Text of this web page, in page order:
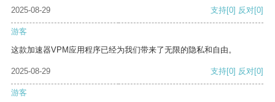
2025-08-29 支持[0] 反对[0]
游客
这款加速器VPM应用程序已经为我们带来了无限的隐私和自由。
2025-08-29 支持[0] 反对[0]
游客